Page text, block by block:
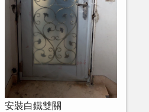
安裝白鐵雙關